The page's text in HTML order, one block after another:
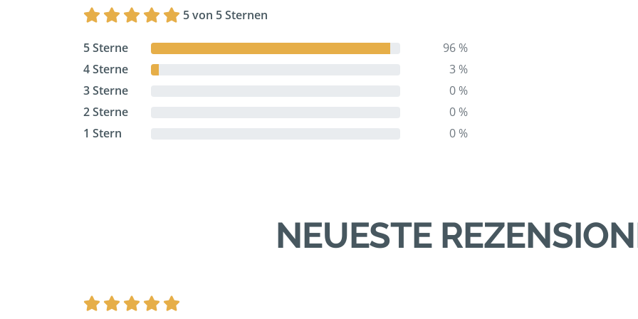
5 von 5 Sternen
5 Sterne
96 %
4 Sterne
3 %
3 Sterne
0 %
2 Sterne
0 %
1 Stern
0 %
NEUESTE